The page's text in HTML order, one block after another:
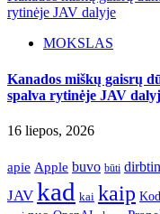
rytinėje JAV dalyje
MOKSLAS
Kanados miškų gaisrų
spalva rytinėje JAV
16 liepos, 2026
apie Apple buvo būti
JAV kad kai kaip